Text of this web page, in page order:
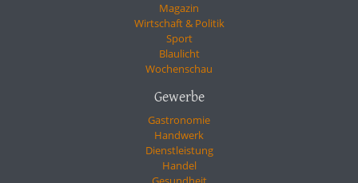
Magazin
Wirtschaft & Politik
Sport
Blaulicht
Wochenschau
Gewerbe
Gastronomie
Handwerk
Dienstleistung
Handel